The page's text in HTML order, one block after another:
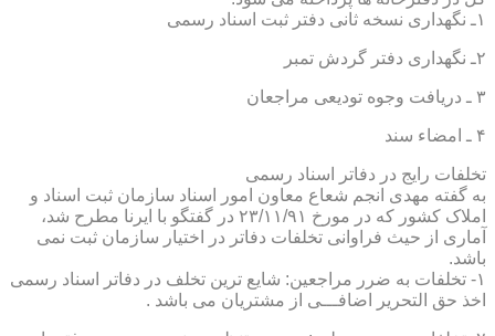
۱ـ نگهداری نسخه ثانی دفتر ثبت اسناد رسمی
۲ـ نگهداری دفتر گردش تمبر
۳ ـ دریافت وجوه تودیعی مراجعان
۴ ـ امضاء سند
تخلفات رایج در دفاتر اسناد رسمی
به گفته مهدی انجم شعاع معاون امور اسناد سازمان ثبت اسناد و
املاک کشور که در مورخ ۲۳/۱۱/۹۱ در گفتگو با ایرنا مطرح شد،
آماری از حیث فراوانی تخلفات دفاتر در اختیار سازمان ثبت نمی
باشد.
۱- تخلفات به ضرر مراجعین: شایع ترین تخلف در دفاتر اسناد رسمی
اخذ حق التحریر اضافـــی از مشتریان می باشد .